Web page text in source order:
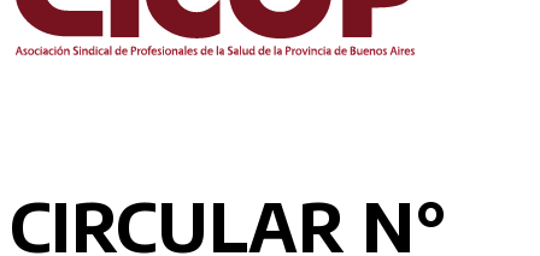
CIRCULAR N°